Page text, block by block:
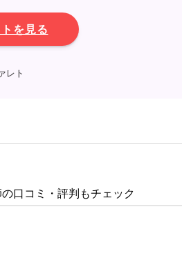
を見る
レト
口コミ・評判もチェック